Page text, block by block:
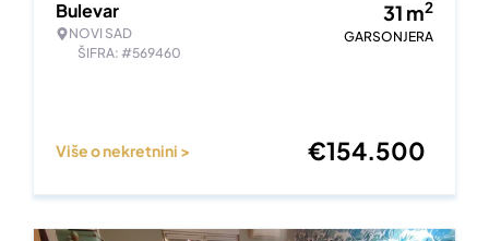
Bulevar
NOVI SAD
ŠIFRA: #569460
31 m2
GARSONJERA
Više o nekretnini > €154.500